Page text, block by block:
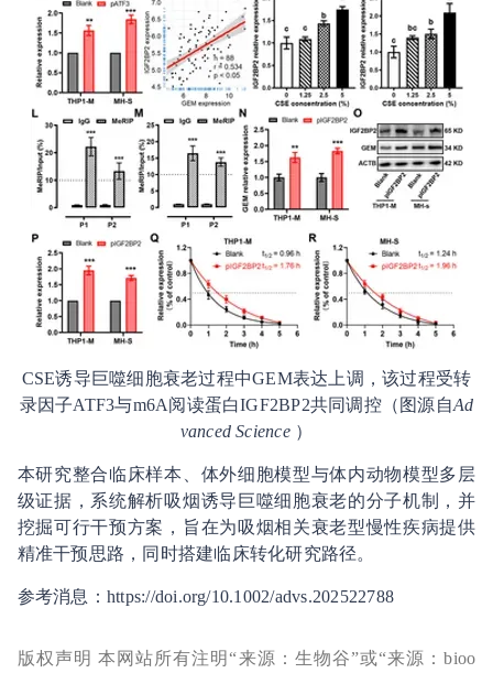
CSE诱导巨噬细胞衰老过程中GEM表达上调，该过程受转
录因子ATF3与m6A阅读蛋白IGF2BP2共同调控（图源自Ad
vanced Science）
本研究整合临床样本、体外细胞模型与体内动物模型多层
级证据，系统解析吸烟诱导巨噬细胞衰老的分子机制，并
挖掘可行干预方案，旨在为吸烟相关衰老型慢性疾病提供
精准干预思路，同时搭建临床转化研究路径。
参考消息：https://doi.org/10.1002/advs.202522788
版权声明 本网站所有注明“来源：生物谷”或“来源：bioo